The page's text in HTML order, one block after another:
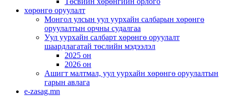
хөрөнгө оруулалт
Монгол улсын уул уурхайн салбарын хөрөнгө
оруулалтын орчны судалгаа
Уул уурхайн салбарт хөрөнгө оруулалт
шаардлагатай төслийн мэдээлэл
2025 он
2026 он
Ашигт малтмал, уул уурхайн хөрөнгө оруулалтын
гарын авлага
e-zasag.mn